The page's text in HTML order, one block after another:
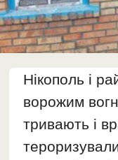
Нікополь і
ворожим
тривають і